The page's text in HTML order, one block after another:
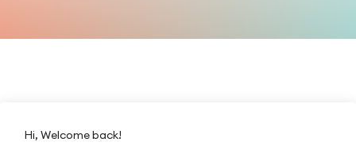
Hi, Welcome back!